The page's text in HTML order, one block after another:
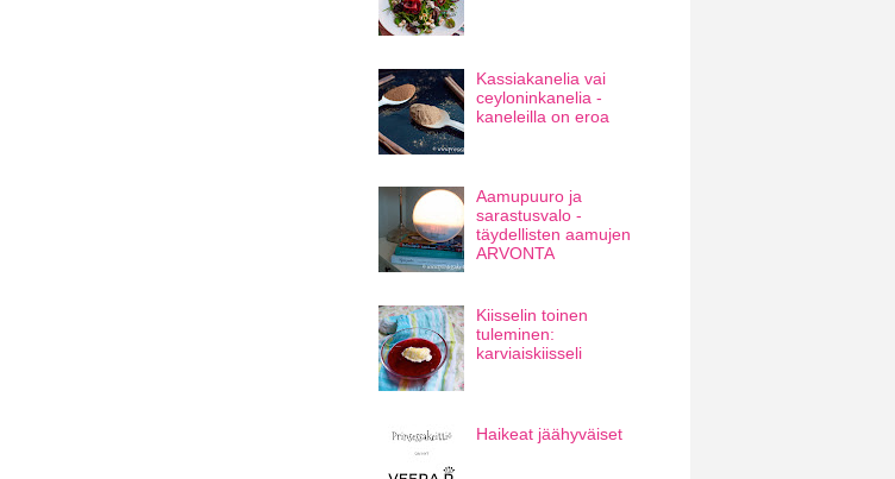
Kassiakanelia vai
ceyloninkanelia -
kaneleilla on eroa
Aamupuuro ja
sarastusvalo -
täydellisten aamujen
ARVONTA
Kiisselin toinen
tuleminen:
karviaiskiisseli
Haikeat jäähyväiset